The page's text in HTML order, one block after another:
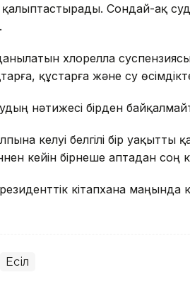
қалыптастырады. Сондай-ақ
хлорелла суспензиясы
құстарға және су
нәтижесі бірден
келуі белгілі бір уақытты
кейін бірнеше аптадан соң
кітапхана маңында
Есіл